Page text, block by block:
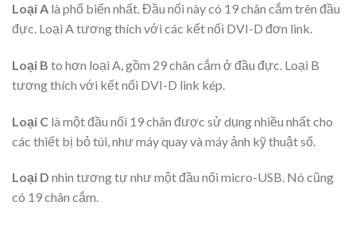
Loại A là phổ biến nhất. Đầu nối này có 19 chân cắm trên đầu
đực. Loại A tương thích với các kết nối DVI-D đơn link.
Loại B to hơn loại A, gồm 29 chân cắm ở đầu đực. Loại B
tương thích với kết nối DVI-D link kép.
Loại C là một đầu nối 19 chân được sử dụng nhiều nhất cho
các thiết bị bỏ túi, như máy quay và máy ảnh kỹ thuật số.
Loại D nhìn tương tự như một đầu nối micro-USB. Nó cũng
có 19 chân cắm.